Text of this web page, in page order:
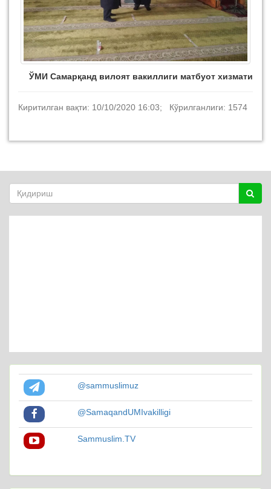
ЎМИ Самарқанд вилоят вакиллиги матбуот хизмати
Киритилган вақти: 10/10/2020 16:03; Кўрилганлиги: 1574
@sammuslimuz
@SamaqandUMIvakilligi
Sammuslim.TV